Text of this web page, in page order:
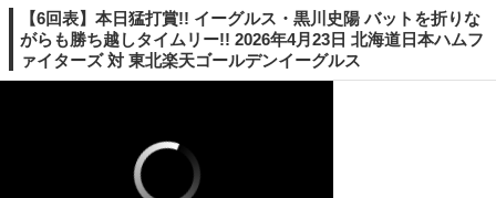
【6回表】本日猛打賞!! イーグルス・黒川史陽 バットを折りな
がらも勝ち越しタイムリー!! 2026年4月23日 北海道日本ハムフ
ァイターズ 対 東北楽天ゴールデンイーグルス